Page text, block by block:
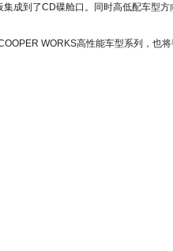
成到了CD碟舱口。同时高低配车型
WORKS高性能车型系列，也